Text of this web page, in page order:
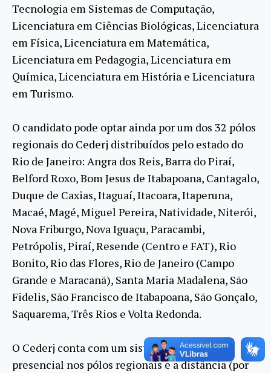
Tecnologia em Sistemas de Computação,
Licenciatura em Ciências Biológicas, Licenciatura
em Física, Licenciatura em Matemática,
Licenciatura em Pedagogia, Licenciatura em
Química, Licenciatura em História e Licenciatura
em Turismo.
O candidato pode optar ainda por um dos 32 pólos
regionais do Cederj distribuídos pelo estado do
Rio de Janeiro: Angra dos Reis, Barra do Piraí,
Belford Roxo, Bom Jesus de Itabapoana, Cantagalo,
Duque de Caxias, Itaguaí, Itacoara, Itaperuna,
Macaé, Magé, Miguel Pereira, Natividade, Niterói,
Nova Friburgo, Nova Iguaçu, Paracambi,
Petrópolis, Piraí, Resende (Centro e FAT), Rio
Bonito, Rio das Flores, Rio de Janeiro (Campo
Grande e Maracanã), Santa Maria Madalena, São
Fidelis, São Francisco de Itabapoana, São Gonçalo,
Saquarema, Três Rios e Volta Redonda.
O Cederj conta com um sistema de tutoria
presencial nos pólos regionais e a distância (por